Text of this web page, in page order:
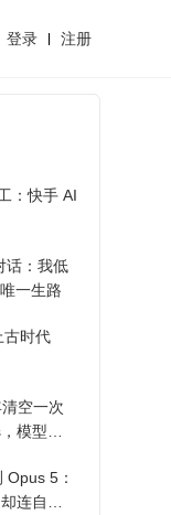
登录 注册
：快手 AI
话：我低
一生路
古时代
空一次
模型自
5：
连自己